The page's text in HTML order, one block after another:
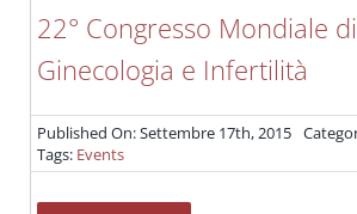
22° Congresso Mondiale
Ginecologia e Infertilità
Published On: Settembre 17th, 2015
Tags: Events